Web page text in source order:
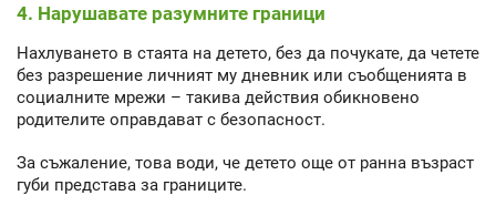
4. Нарушавате разумните граници
Нахлуването в стаята на детето, без да почукате, да четете
без разрешение личният му дневник или съобщенията в
социалните мрежи – такива действия обикновено
родителите оправдават с безопасност.
За съжаление, това води, че детето още от ранна възраст
губи представа за границите.